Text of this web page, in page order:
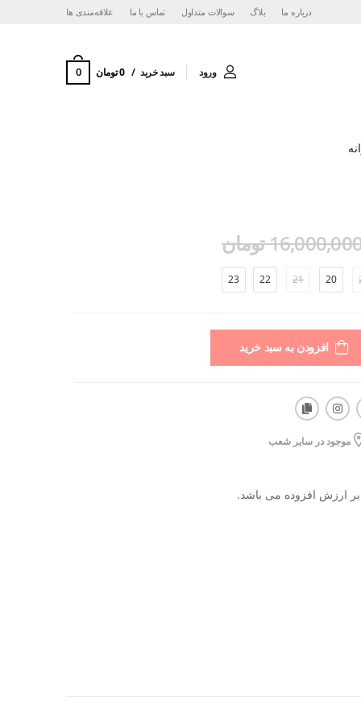
درباره ما بلاگ سوالات متداول تماس با ما ‌علاقه‌مندی ها
ورود سبد خرید 0 تومان 0
تومان
20
21
22
23
افزودن به سبد خرید
موجود در سایر شعب